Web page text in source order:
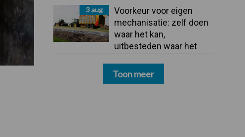
3 aug
Voorkeur voor eigen
mechanisatie: zelf doen
waar het kan,
uitbesteden waar het
Toon meer